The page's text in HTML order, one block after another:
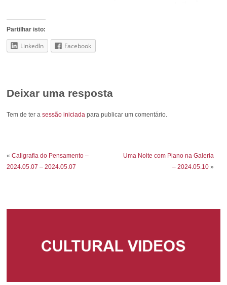
Partilhar isto:
LinkedIn Facebook
Deixar uma resposta
Tem de ter asessão iniciada para publicar um comentário.
«Caligrafia do Pensamento –
2024.05.07 – 2024.05.07
Uma Noite com Piano na Galeria
– 2024.05.10»